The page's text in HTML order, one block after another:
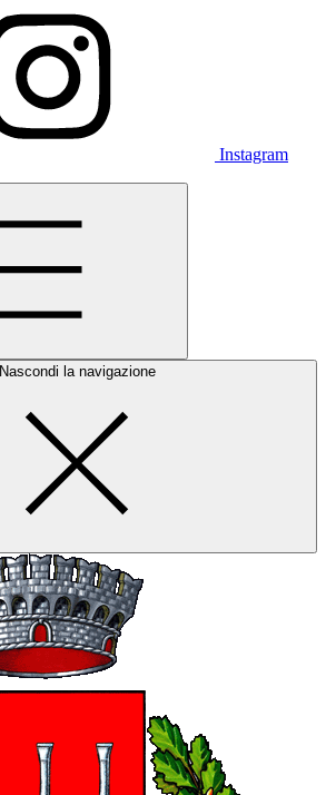
Instagram
Nascondi la navigazione